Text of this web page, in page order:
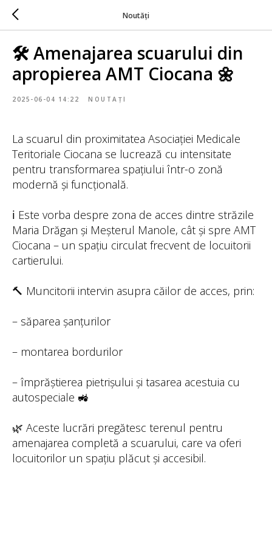
Noutăți
🛠️ Amenajarea scuarului din
apropierea AMT Ciocana 🌼
2025-06-04 14:22 NOUTAȚI
La scuarul din proximitatea Asociației Medicale
Teritoriale Ciocana se lucrează cu intensitate
pentru transformarea spațiului într-o zonă
modernă și funcțională.
ℹ️ Este vorba despre zona de acces dintre străzile
Maria Drăgan și Meșterul Manole, cât și spre AMT
Ciocana – un spațiu circulat frecvent de locuitorii
cartierului.
🔨 Muncitorii intervin asupra căilor de acces, prin:
– săparea șanțurilor
– montarea bordurilor
– împrăștierea pietrișului și tasarea acestuia cu
autospeciale 🚜
🌿 Aceste lucrări pregătesc terenul pentru
amenajarea completă a scuarului, care va oferi
locuitorilor un spațiu plăcut și accesibil.